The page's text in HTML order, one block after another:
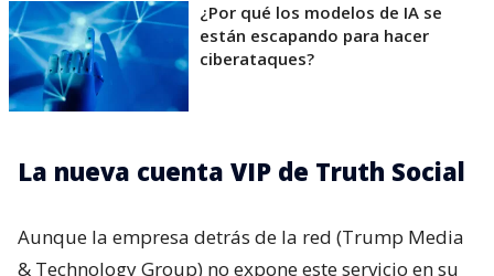
¿Por qué los modelos de IA se
están escapando para hacer
ciberataques?
La nueva cuenta VIP de Truth Social
Aunque la empresa detrás de la red (Trump Media
& Technology Group) no expone este servicio en su